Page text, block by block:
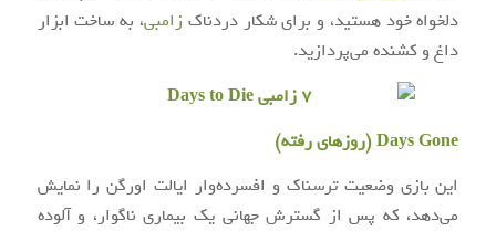
دلخواه خود هستید، و برای شکار دردناک زامبی، به ساخت ابزار
داغ و کشنده می‌پردازید.
Days Gone (روزهای رفته)
این بازی وضعیت ترسناک و افسرده‌وار ایالت اورگن را نمایش
می‌دهد، که پس از گسترش جهانی یک بیماری ناگوار، و آلوده